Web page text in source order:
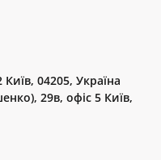
04205, Україна
29в, офіс 5 Київ,